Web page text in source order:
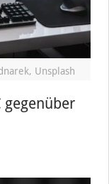
Unsplash
gegenüber